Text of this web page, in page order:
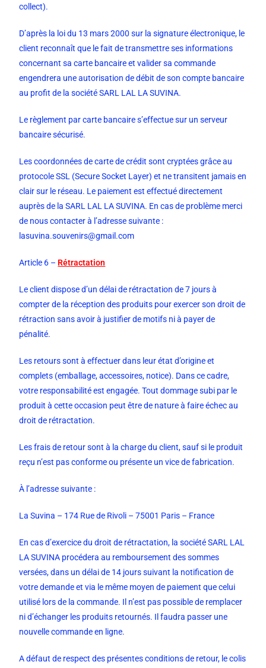
collect).
D’après la loi du 13 mars 2000 sur la signature électronique, le
client reconnaît que le fait de transmettre ses informations
concernant sa carte bancaire et valider sa commande
engendrera une autorisation de débit de son compte bancaire
au profit de la société SARL LAL LA SUVINA.
Le règlement par carte bancaire s’effectue sur un serveur
bancaire sécurisé.
Les coordonnées de carte de crédit sont cryptées grâce au
protocole SSL (Secure Socket Layer) et ne transitent jamais en
clair sur le réseau. Le paiement est effectué directement
auprès de la SARL LAL LA SUVINA. En cas de problème merci
de nous contacter à l’adresse suivante :
lasuvina.souvenirs@gmail.com
Article 6 – Rétractation
Le client dispose d’un délai de rétractation de 7 jours à
compter de la réception des produits pour exercer son droit de
rétraction sans avoir à justifier de motifs ni à payer de
pénalité.
Les retours sont à effectuer dans leur état d’origine et
complets (emballage, accessoires, notice). Dans ce cadre,
votre responsabilité est engagée. Tout dommage subi par le
produit à cette occasion peut être de nature à faire échec au
droit de rétractation.
Les frais de retour sont à la charge du client, sauf si le produit
reçu n’est pas conforme ou présente un vice de fabrication.
À l’adresse suivante :
La Suvina – 174 Rue de Rivoli – 75001 Paris – France
En cas d’exercice du droit de rétractation, la société SARL LAL
LA SUVINA procédera au remboursement des sommes
versées, dans un délai de 14 jours suivant la notification de
votre demande et via le même moyen de paiement que celui
utilisé lors de la commande. Il n’est pas possible de remplacer
ni d’échanger les produits retournés. Il faudra passer une
nouvelle commande en ligne.
A défaut de respect des présentes conditions de retour, le colis